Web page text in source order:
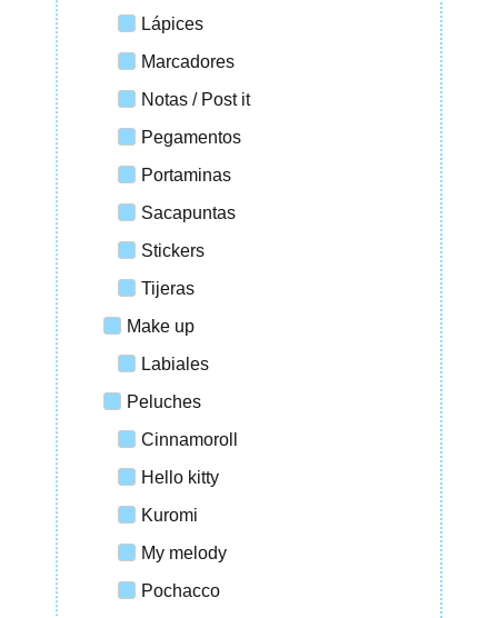
Lápices
Marcadores
Notas / Post it
Pegamentos
Portaminas
Sacapuntas
Stickers
Tijeras
Make up
Labiales
Peluches
Cinnamoroll
Hello kitty
Kuromi
My melody
Pochacco